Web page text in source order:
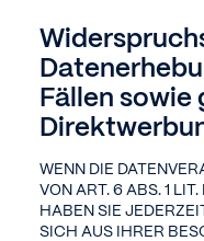
Fällen sowie
WENN DIE
VON ART. 6 ABS. 1
HABEN SIE
SICH AUS IHRER